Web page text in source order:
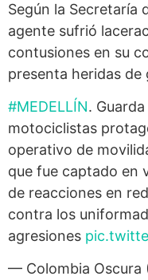
Según la Secretaría
agente sufrió
contusiones en su
presenta heridas de
#MEDELLÍN.
motociclistas
operativo de
que fue captado en
de reacciones en
contra los
agresiones
— Colombia Oscura